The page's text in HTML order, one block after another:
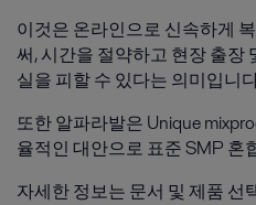
이것은 온라인으로 신속하게
써, 시간을 절약하고 현장 출장
실을 피할 수 있다는 의미입니
또한 알파라발은 Unique
율적인 대안으로 표준 SMP 혼
자세한 정보는 문서 및 제품 선